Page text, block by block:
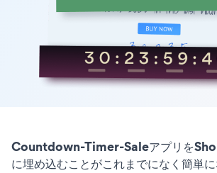
Countdown-Timer-Saleアプリを
に埋め込むことがこれまでになく簡単